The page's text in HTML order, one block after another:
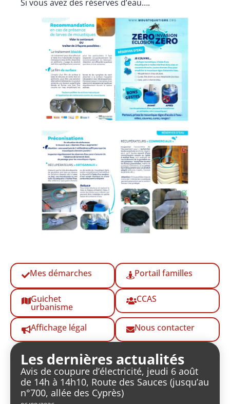
Si vous avez des réserves d’eau….
Mes démarches Portail familles
Guichet
urbanisme
CCAS
Affichage légal Nous contacter
Les dernières actualités
Avis de coupure d’électricité, jeudi 6 août
de 14h à 14h10, Route des Sauces (jusqu’au
n°700, allée des Cyprès)